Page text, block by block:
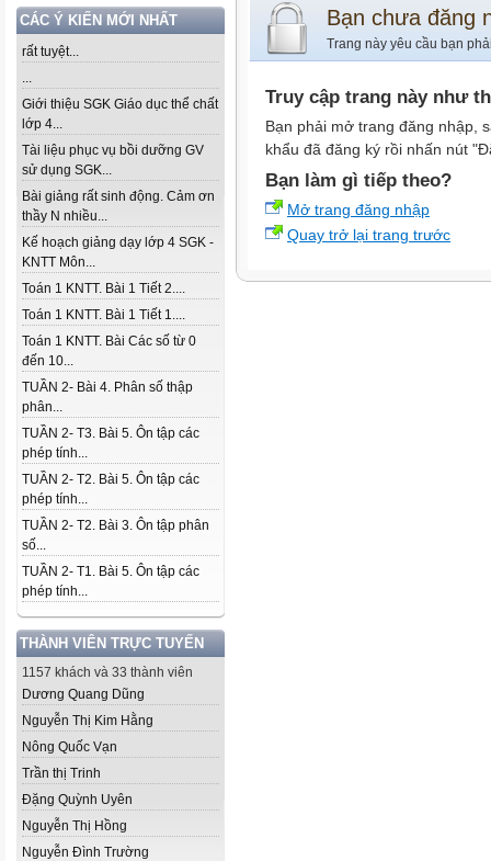
CÁC Ý KIẾN MỚI NHẤT
rất tuyệt...
...
Giới thiệu SGK Giáo dục thể chất
lớp 4...
Tài liệu phục vụ bồi dưỡng GV
sử dụng SGK...
Bài giảng rất sinh động. Cảm ơn
thầy N nhiều...
Kế hoạch giảng dạy lớp 4 SGK -
KNTT Môn...
Toán 1 KNTT. Bài 1 Tiết 2....
Toán 1 KNTT. Bài 1 Tiết 1....
Toán 1 KNTT. Bài Các số từ 0
đến 10...
TUẦN 2- Bài 4. Phân số thập
phân...
TUẦN 2- T3. Bài 5. Ôn tập các
phép tính...
TUẦN 2- T2. Bài 5. Ôn tập các
phép tính...
TUẦN 2- T2. Bài 3. Ôn tập phân
số...
TUẦN 2- T1. Bài 5. Ôn tập các
phép tính...
THÀNH VIÊN TRỰC TUYẾN
1157 khách và 33 thành viên
Dương Quang Dũng
Nguyễn Thị Kim Hằng
Nông Quốc Vạn
Trần thị Trinh
Đặng Quỳnh Uyên
Nguyễn Thị Hồng
Nguyễn Đình Trường
Bạn chưa đăng
Trang này yêu cầu bạn
Truy cập trang này như
Bạn phải mở trang đăng nhập,
khẩu đã đăng ký rồi nhấn nút
Bạn làm gì tiếp theo?
Mở trang đăng nhập
Quay trở lại trang trước